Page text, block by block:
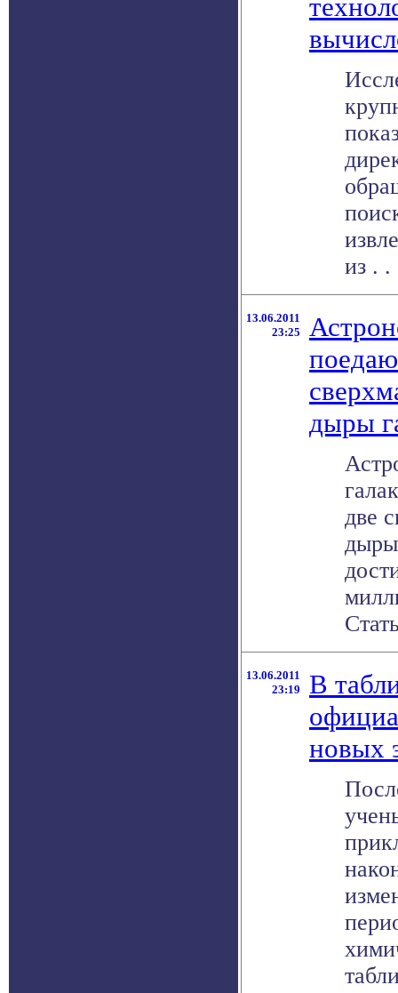
из . .
13.06.2011
23:25
дыры
две
дыры
13.06.2011
23:19
В
новых